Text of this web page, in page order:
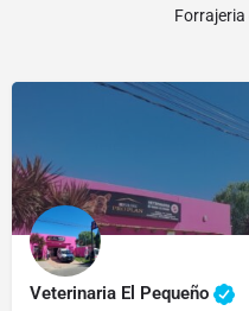
Veterinaria El Pequeño